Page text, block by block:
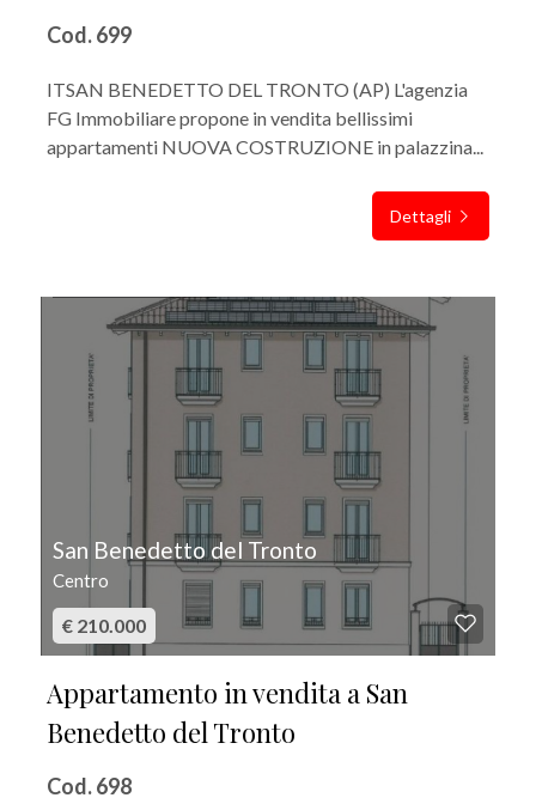
Cod. 699
ITSAN BENEDETTO DEL TRONTO (AP) L'agenzia
FG Immobiliare propone in vendita bellissimi
appartamenti NUOVA COSTRUZIONE in palazzina...
Dettagli
San Benedetto del Tronto
Centro
€ 210.000
Appartamento in vendita a San
Benedetto del Tronto
Cod. 698